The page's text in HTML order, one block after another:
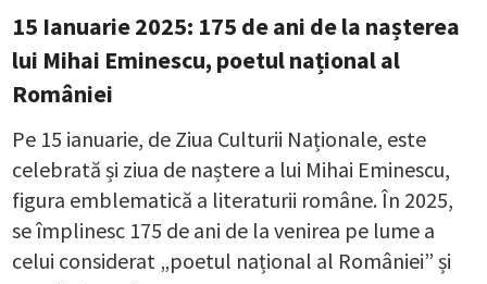
15 Ianuarie 2025: 175 de ani de la nașterea
lui Mihai Eminescu, poetul național al
României
Pe 15 ianuarie, de Ziua Culturii Naționale, este
celebrată și ziua de naștere a lui Mihai Eminescu,
figura emblematică a literaturii române. În 2025,
se împlinesc 175 de ani de la venirea pe lume a
celui considerat „poetul național al României” și